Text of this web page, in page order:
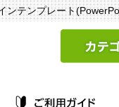
テンプレート